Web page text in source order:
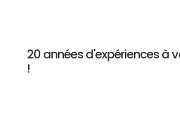
20 années d'expériences à
!